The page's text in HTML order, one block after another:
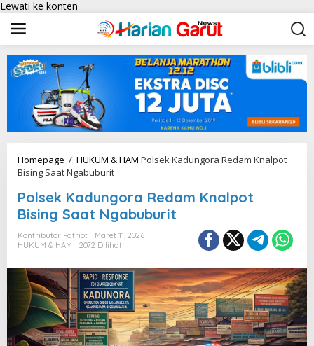
Lewati ke konten
Homepage / HUKUM & HAM Polsek Kadungora Redam Knalpot
Bising Saat Ngabuburit
Polsek Kadungora Redam Knalpot
Bising Saat Ngabuburit
Kontributor Patriot
Maret 11, 2026
HUKUM & HAM
2072 Dilihat